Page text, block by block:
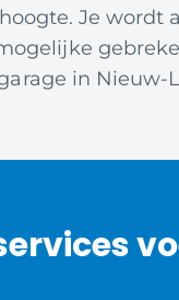
Je
in